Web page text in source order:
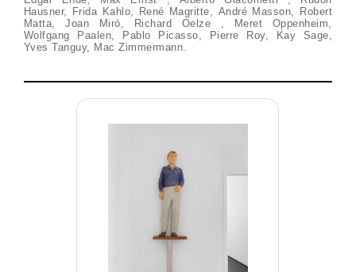
Hausner, Frida Kahlo, René Magritte, André Masson, Robert
Matta, Joan Miró, Richard Oelze , Meret Oppenheim,
Wolfgang Paalen, Pablo Picasso, Pierre Roy, Kay Sage,
Yves Tanguy, Mac Zimmermann.